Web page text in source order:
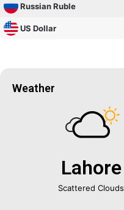
Russian Ruble
US Dollar
Weather
Lahore
Scattered Clouds